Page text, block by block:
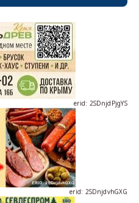
erid: 2SDnjdPjgYS
erid: 2SDnjdvhGXG